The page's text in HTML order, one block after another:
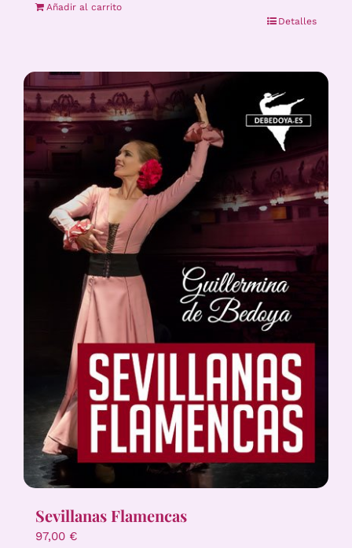
Añadir al carrito
Detalles
Sevillanas Flamencas
97,00 €